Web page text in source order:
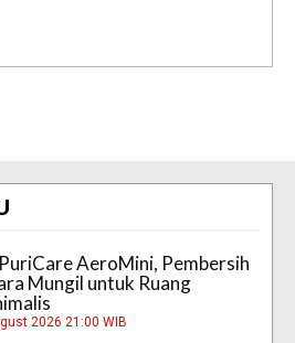
AeroMini, Pembersih
Mungil untuk Ruang
2026 21:00 WIB